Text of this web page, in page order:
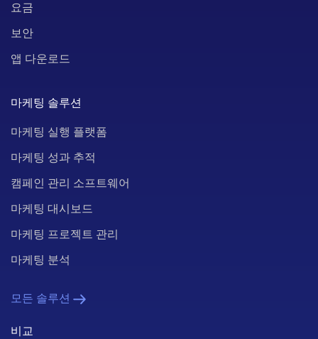
요금
보안
앱 다운로드
마케팅 솔루션
마케팅 실행 플랫폼
마케팅 성과 추적
캠페인 관리 소프트웨어
마케팅 대시보드
마케팅 프로젝트 관리
마케팅 분석
모든 솔루션
비교